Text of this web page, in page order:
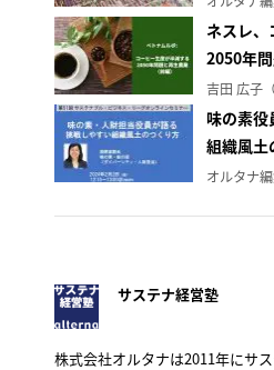
ネスレ、
2050年
味の素役
組織風土
オルタナ
サステナ経営塾
株式会社オルタナは2011年にサ